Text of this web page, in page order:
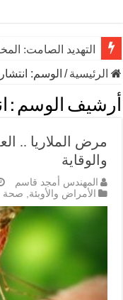
التهديد الصامت:
الرئيسية/ الوسم:
أرشيف الوسم :
مرض الملاريا ..
والوقاية
المهندس أمجد قاسم
الأمراض والأوبئة, صحة